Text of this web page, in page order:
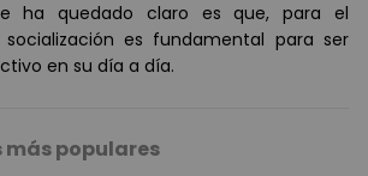
ha quedado claro es que, para el
es fundamental para ser
en su día a día.
más populares